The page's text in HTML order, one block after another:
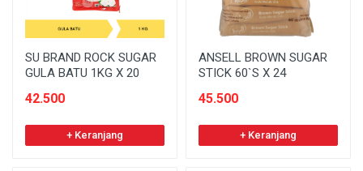
SU BRAND ROCK SUGAR
GULA BATU 1KG X 20
42.500
+ Keranjang
ANSELL BROWN SUGAR
STICK 60`S X 24
45.500
+ Keranjang